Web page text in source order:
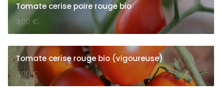
Tomate cerise poire rouge bio
3,00 €
Tomate cerise rouge bio (vigoureuse)
3,00€